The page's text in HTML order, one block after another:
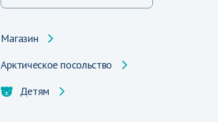
Магазин
Арктическое посольство
Детям